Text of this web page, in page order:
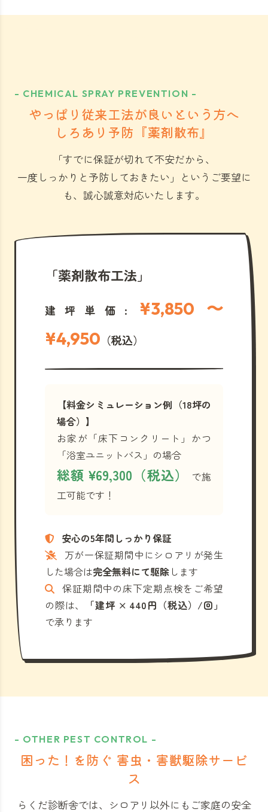
- CHEMICAL SPRAY PREVENTION -
やっぱり従来工法が良いという方へ
しろあり予防『薬剤散布』
「すでに保証が切れて不安だから、
一度しっかりと予防しておきたい」 というご要望に
も、誠心誠意対応いたします。
「薬剤散布工法」
建坪単価: ¥3,850 〜
¥4,950 （税込）
【料金シミュレーション例（18坪の
場合）】
お家が「床下コンクリート」かつ
「浴室ユニットバス」の場合
総額 ¥69,300（税込）
で施
工可能です！
安心の5年間しっかり保証
万が一保証期間中にシロアリが発生
した場合は完全無料にて駆除 します
保証期間中の床下定期点検をご希望
の際は、
「建坪 × 440円（税込）/回」
で承ります
- OTHER PEST CONTROL -
困った！を防ぐ 害虫・害獣駆除サービ
ス
らくだ診断舎では、シロアリ以外にもご家庭の安全